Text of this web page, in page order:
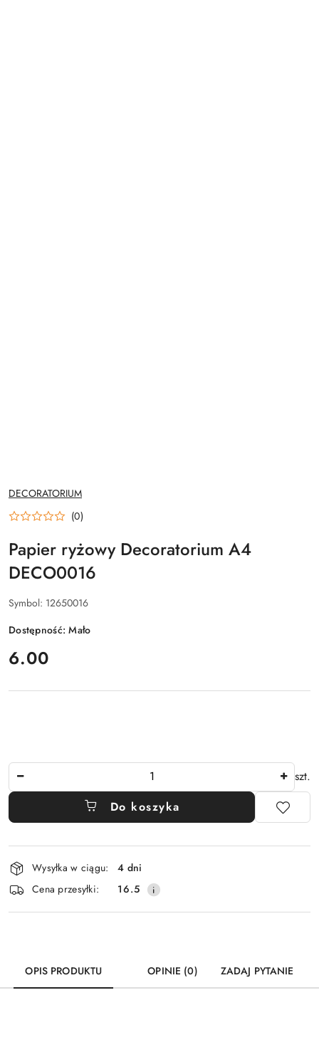
NAZWA
PRODUCENTA:
DECORATORIUM
(0)
Papier ryżowy Decoratorium A4
DECO0016
Symbol: 12650016
Dostępność:Mało
cena:
6.00
szt.
Do koszyka
Dostępność
i
dostawa
Wysyłka w ciągu:
4 dni
Cena przesyłki:
16.5
OPIS PRODUKTU OPINIE (0) ZADAJ PYTANIE